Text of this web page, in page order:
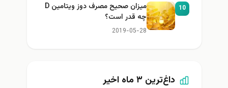
10
میزان صحیح مصرف دوز ویتامین D
چه قدر است؟
2019-05-28
داغ‌ترین ۳ ماه اخیر